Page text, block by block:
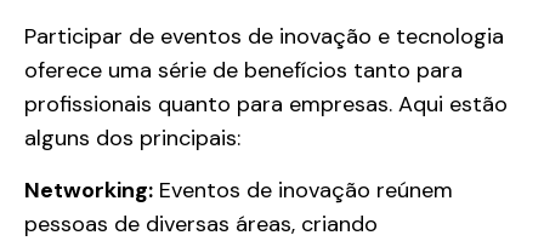
Participar de eventos de inovação e tecnologia
oferece uma série de benefícios tanto para
profissionais quanto para empresas. Aqui estão
alguns dos principais:
Networking: Eventos de inovação reúnem
pessoas de diversas áreas, criando